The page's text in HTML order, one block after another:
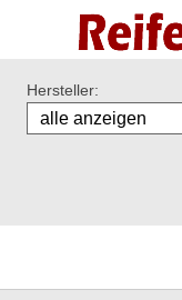
Hersteller: